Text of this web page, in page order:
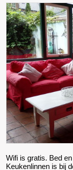
Wifi is gratis. Bed
Keukenlinnen is bij